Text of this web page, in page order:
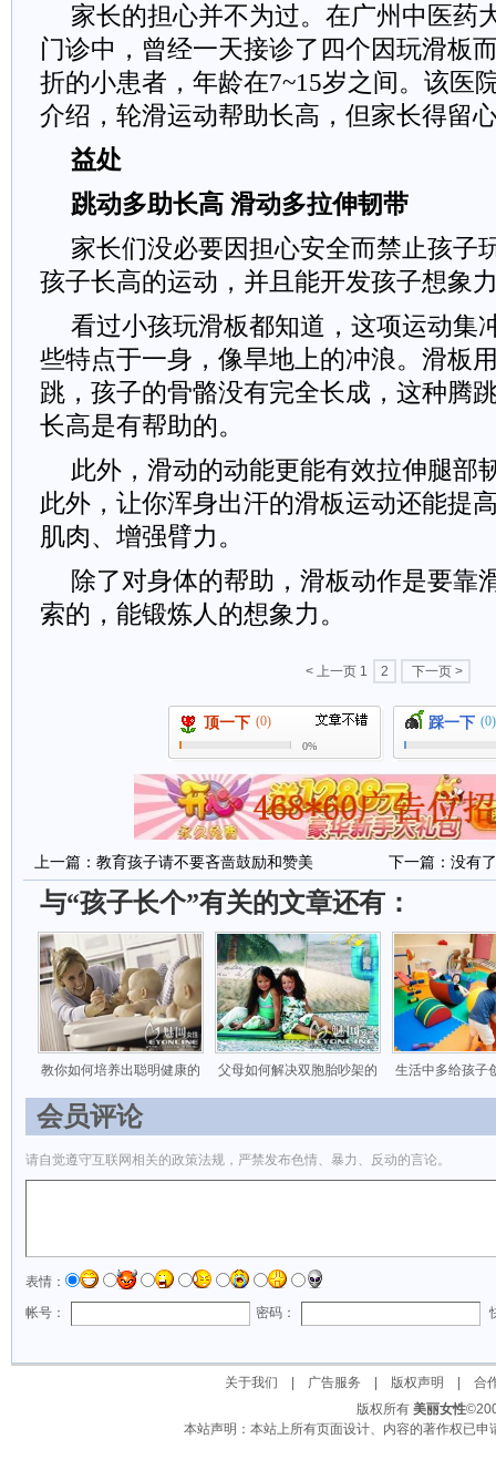
家长的担心并不为过。在广州中医药
门诊中，曾经一天接诊了四个因玩滑板
折的小患者，年龄在7~15岁之间。该医
介绍，轮滑运动帮助长高，但家长得留
益处
跳动多助长高 滑动多拉伸韧带
家长们没必要因担心安全而禁止孩子
孩子长高的运动，并且能开发孩子想象
看过小孩玩滑板都知道，这项运动集
些特点于一身，像旱地上的冲浪。滑板
跳，孩子的骨骼没有完全长成，这种腾
长高是有帮助的。
此外，滑动的动能更能有效拉伸腿部
此外，让你浑身出汗的滑板运动还能提
肌肉、增强臂力。
除了对身体的帮助，滑板动作是要靠
索的，能锻炼人的想象力。
< 上一页 1 2 下一页 >
顶一下 (0)
0%
踩一下 (0)
上一篇： 教育孩子请不要吝啬鼓励和赞美 下一篇：没有了
与“孩子长个”有关的文章还有：
教你如何培养出聪明健康的 父母如何解决双胞胎吵架的 生活中多给孩子
会员评论
请自觉遵守互联网相关的政策法规，严禁发布色情、暴力、反动的言论。
表情：
帐号：
密码：
关于我们 广告服务 版权声明
合
版权所有 美丽女性
本站声明：本站上所有页面设计、内容的著作权已